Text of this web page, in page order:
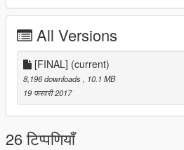
- Template : tiki le kiwi
[FINAL]
- Fixed Texture
Facebook : https://
Youtube : http://www.youtube.com/c/
Instagram : https://
All Versions
[FINAL] (current)
8,196 downloads
, 10.1 MB
19 फरवरी 2017
26 टिप्पणियाँ